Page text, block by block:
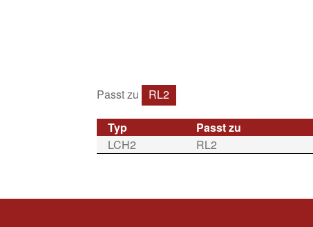
Passt zu RL2
Typ Passt zu
LCH2
RL2